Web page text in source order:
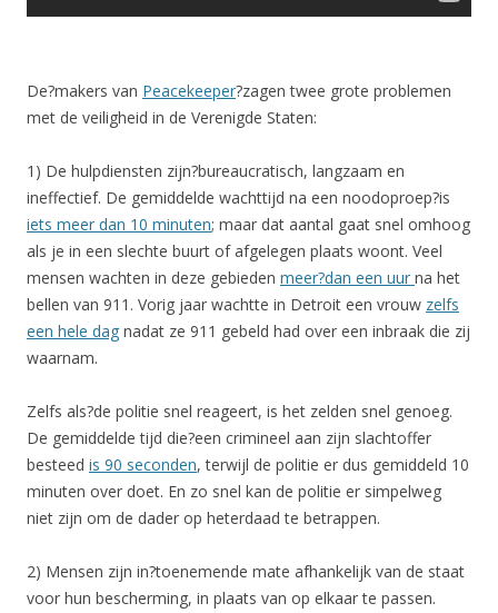
De?makers van Peacekeeper?zagen twee grote problemen
met de veiligheid in de Verenigde Staten:
1) De hulpdiensten zijn?bureaucratisch, langzaam en
ineffectief. De gemiddelde wachttijd na een noodoproep?is
iets meer dan 10 minuten; maar dat aantal gaat snel omhoog
als je in een slechte buurt of afgelegen plaats woont. Veel
mensen wachten in deze gebieden meer?dan een uur na het
bellen van 911. Vorig jaar wachtte in Detroit een vrouw zelfs
een hele dag nadat ze 911 gebeld had over een inbraak die zij
waarnam.
Zelfs als?de politie snel reageert, is het zelden snel genoeg.
De gemiddelde tijd die?een crimineel aan zijn slachtoffer
besteed is 90 seconden, terwijl de politie er dus gemiddeld 10
minuten over doet. En zo snel kan de politie er simpelweg
niet zijn om de dader op heterdaad te betrappen.
2) Mensen zijn in?toenemende mate afhankelijk van de staat
voor hun bescherming, in plaats van op elkaar te passen.